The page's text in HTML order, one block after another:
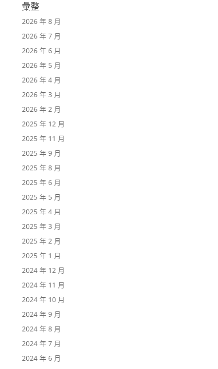
彙整
2026 年 8 月
2026 年 7 月
2026 年 6 月
2026 年 5 月
2026 年 4 月
2026 年 3 月
2026 年 2 月
2025 年 12 月
2025 年 11 月
2025 年 9 月
2025 年 8 月
2025 年 6 月
2025 年 5 月
2025 年 4 月
2025 年 3 月
2025 年 2 月
2025 年 1 月
2024 年 12 月
2024 年 11 月
2024 年 10 月
2024 年 9 月
2024 年 8 月
2024 年 7 月
2024 年 6 月